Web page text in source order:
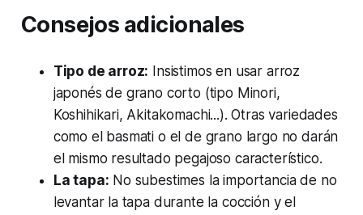
Consejos adicionales
Tipo de arroz: Insistimos en usar arroz
japonés de grano corto (tipo Minori,
Koshihikari, Akitakomachi...). Otras variedades
como el basmati o el de grano largo no darán
el mismo resultado pegajoso característico.
La tapa: No subestimes la importancia de no
levantar la tapa durante la cocción y el